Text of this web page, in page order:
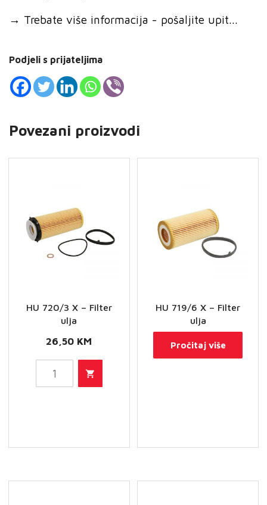
→ Trebate više informacija - pošaljite upit...
Podjeli s prijateljima
Povezani proizvodi
HU 720/3 X – Filter
ulja
26,50 KM
720/3
Filter
količina
HU 719/6 X – Filter
ulja
Pročitaj više